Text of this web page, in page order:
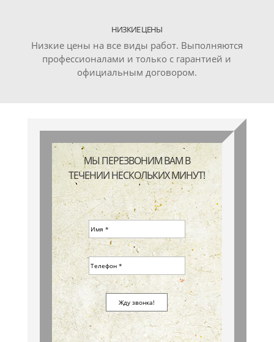
НИЗКИЕ ЦЕНЫ
Низкие цены на все виды работ. Выполняются
профессионалами и только с гарантией и
официальным договором.
МЫ ПЕРЕЗВОНИМ ВАМ В
ТЕЧЕНИИ НЕСКОЛЬКИХ МИНУТ!